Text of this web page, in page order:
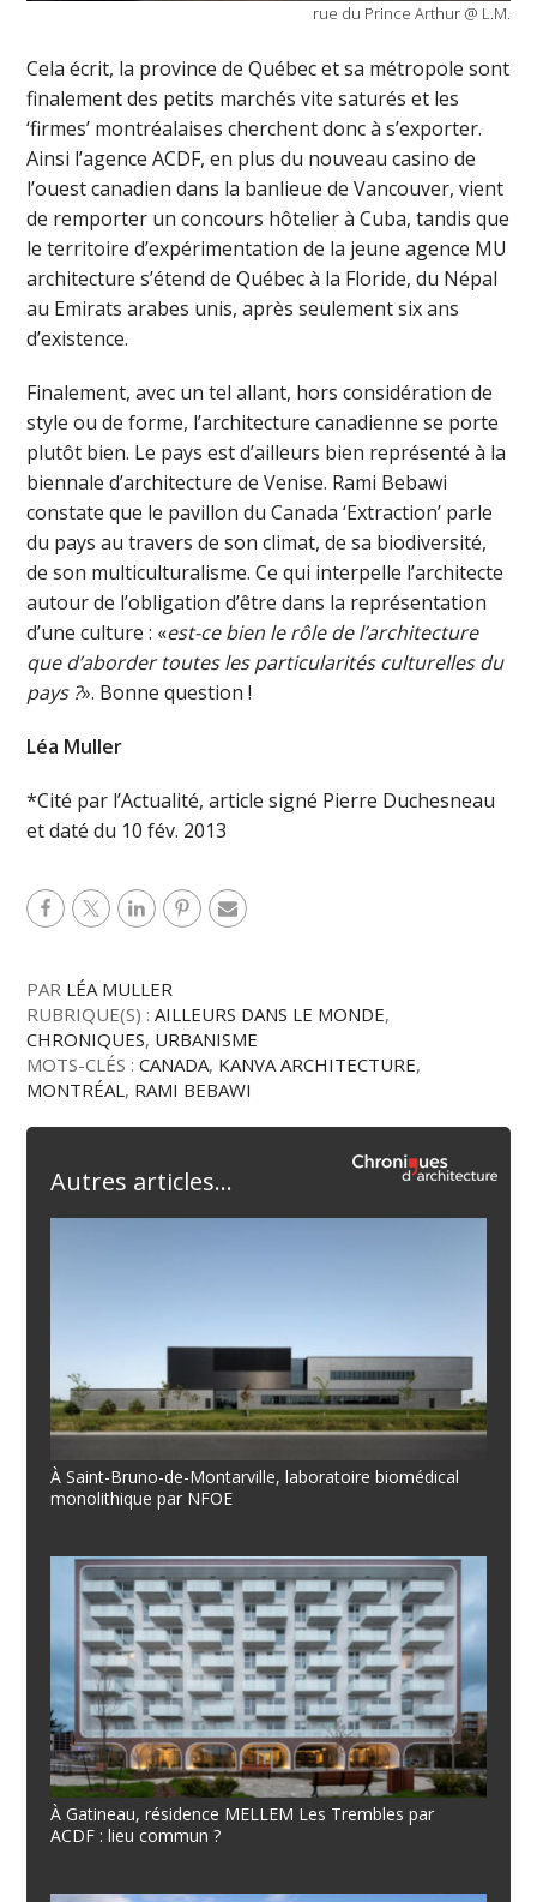
rue du Prince Arthur @ L.M.
Cela écrit, la province de Québec et sa métropole sont
finalement des petits marchés vite saturés et les
‘firmes’ montréalaises cherchent donc à s’exporter.
Ainsi l’agence ACDF, en plus du nouveau casino de
l’ouest canadien dans la banlieue de Vancouver, vient
de remporter un concours hôtelier à Cuba, tandis que
le territoire d’expérimentation de la jeune agence MU
architecture s’étend de Québec à la Floride, du Népal
au Emirats arabes unis, après seulement six ans
d’existence.
Finalement, avec un tel allant, hors considération de
style ou de forme, l’architecture canadienne se porte
plutôt bien. Le pays est d’ailleurs bien représenté à la
biennale d’architecture de Venise. Rami Bebawi
constate que le pavillon du Canada ‘Extraction’ parle
du pays au travers de son climat, de sa biodiversité,
de son multiculturalisme. Ce qui interpelle l’architecte
autour de l’obligation d’être dans la représentation
d’une culture : «est-ce bien le rôle de l’architecture
que d’aborder toutes les particularités culturelles du
pays ?». Bonne question !
Léa Muller
*Cité par l’Actualité, article signé Pierre Duchesneau
et daté du 10 fév. 2013
PAR LÉA MULLER
RUBRIQUE(S) :AILLEURS DANS LE MONDE,
CHRONIQUES, URBANISME
MOTS-CLÉS :CANADA, KANVA ARCHITECTURE,
MONTRÉAL , RAMI BEBAWI
Autres articles...
À Saint-Bruno-de-Montarville, laboratoire biomédical
monolithique par NFOE
À Gatineau, résidence MELLEM Les Trembles par
ACDF : lieu commun ?